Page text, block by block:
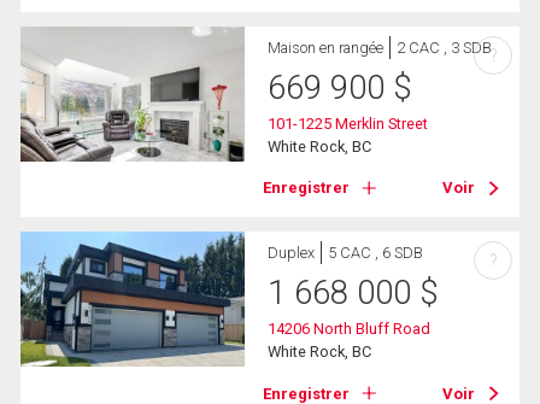
Maison en rangée 2 CAC , 3 SDB
669 900 $
101-1225 Merklin Street
White Rock, BC
Enregistrer Voir
?
Duplex 5 CAC , 6 SDB
1 668 000 $
14206 North Bluff Road
White Rock, BC
Enregistrer Voir
?